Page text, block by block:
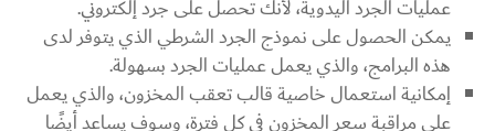
عمليات الجرد اليدوية، لأنك تحصل على جرد إلكتروني.
يمكن الحصول على نموذج الجرد الشرطي الذي يتوفر لدى
هذه البرامج، والذي يعمل عمليات الجرد بسهولة.
إمكانية استعمال خاصية قالب تعقب المخزون، والذي يعمل
على مراقبة سعر المخزون في كل فترة، وسوف يساعد أيضًا